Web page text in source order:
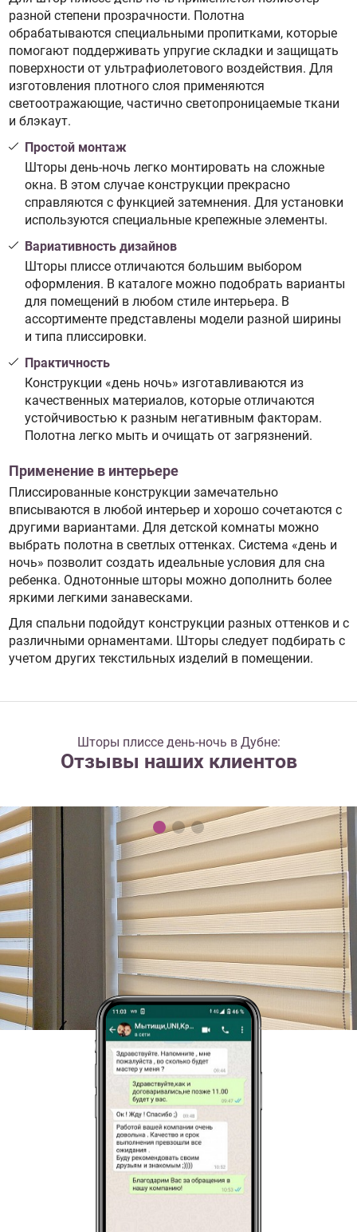
разной степени прозрачности. Полотна
обрабатываются специальными пропитками, которые
помогают поддерживать упругие складки и защищать
поверхности от ультрафиолетового воздействия. Для
изготовления плотного слоя применяются
светоотражающие, частично светопроницаемые ткани
и блэкаут.
Простой монтаж
Шторы день-ночь легко монтировать на сложные
окна. В этом случае конструкции прекрасно
справляются с функцией затемнения. Для установки
используются специальные крепежные элементы.
Вариативность дизайнов
Шторы плиссе отличаются большим выбором
оформления. В каталоге можно подобрать варианты
для помещений в любом стиле интерьера. В
ассортименте представлены модели разной ширины
и типа плиссировки.
Практичность
Конструкции «день ночь» изготавливаются из
качественных материалов, которые отличаются
устойчивостью к разным негативным факторам.
Полотна легко мыть и очищать от загрязнений.
Применение в интерьере
Плиссированные конструкции замечательно
вписываются в любой интерьер и хорошо сочетаются с
другими вариантами. Для детской комнаты можно
выбрать полотна в светлых оттенках. Система «день и
ночь» позволит создать идеальные условия для сна
ребенка. Однотонные шторы можно дополнить более
яркими легкими занавесками.
Для спальни подойдут конструкции разных оттенков и с
различными орнаментами. Шторы следует подбирать с
учетом других текстильных изделий в помещении.
Шторы плиссе день-ночь в Дубне:
Отзывы наших клиентов